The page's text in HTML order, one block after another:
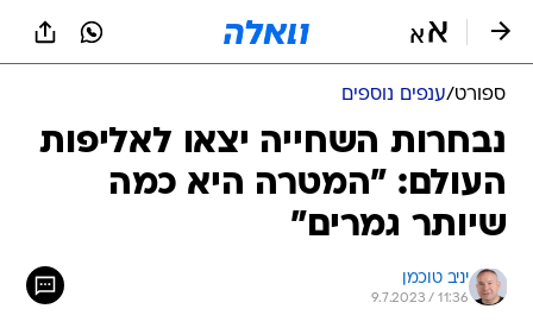
ספורט/ענפים נוספים
נבחרות השחייה יצאו לאליפות
העולם: "המטרה היא כמה
שיותר גמרים"
יניב טוכמן
9.7.2023 / 11:36